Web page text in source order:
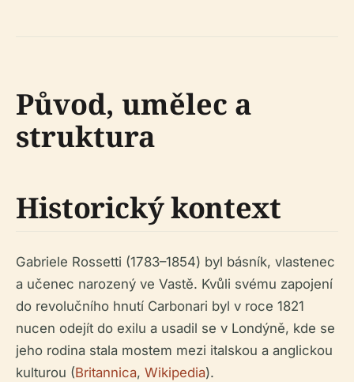
Původ, umělec a
struktura
Historický kontext
Gabriele Rossetti (1783–1854) byl básník, vlastenec
a učenec narozený ve Vastě. Kvůli svému zapojení
do revolučního hnutí Carbonari byl v roce 1821
nucen odejít do exilu a usadil se v Londýně, kde se
jeho rodina stala mostem mezi italskou a anglickou
kulturou (Britannica, Wikipedia).